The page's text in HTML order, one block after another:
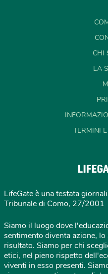
CHI
LA
TERMINI
LifeGate è una testata
Tribunale di Como, 27/2001
Siamo il luogo dove
sentimento diventa azione,
risultato. Siamo per chi
etici, nel pieno rispetto
viventi in esso presenti.